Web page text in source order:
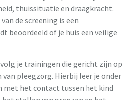
thuissituatie en draagkracht.
de screening is een
beoordeeld of je huis een veilige
je trainingen die gericht zijn op
pleegzorg. Hierbij leer je onder
met het contact tussen het kind